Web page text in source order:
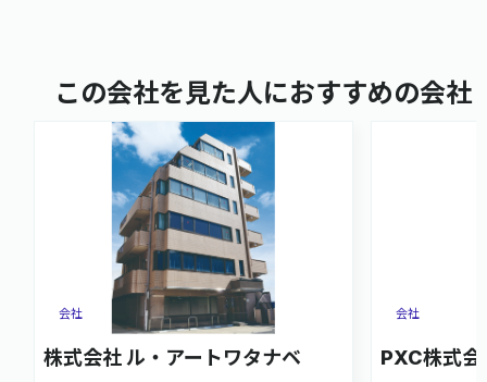
この会社を見た人におすすめの会社
株式会社 ル・アートワタナベ
会社
PXC株式会
会社